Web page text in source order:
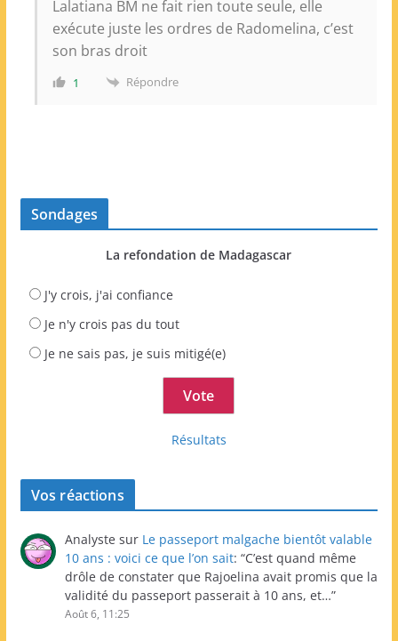
Lalatiana BM ne fait rien toute seule, elle
exécute juste les ordres de Radomelina, c’est
son bras droit
1 Répondre
Sondages
La refondation de Madagascar
J'y crois, j'ai confiance
Je n'y crois pas du tout
Je ne sais pas, je suis mitigé(e)
Résultats
Vos réactions
Analyste sur Le passeport malgache bientôt valable
10 ans : voici ce que l’on sait: “C’est quand même
drôle de constater que Rajoelina avait promis que la
validité du passeport passerait à 10 ans, et…”
Août 6, 11:25